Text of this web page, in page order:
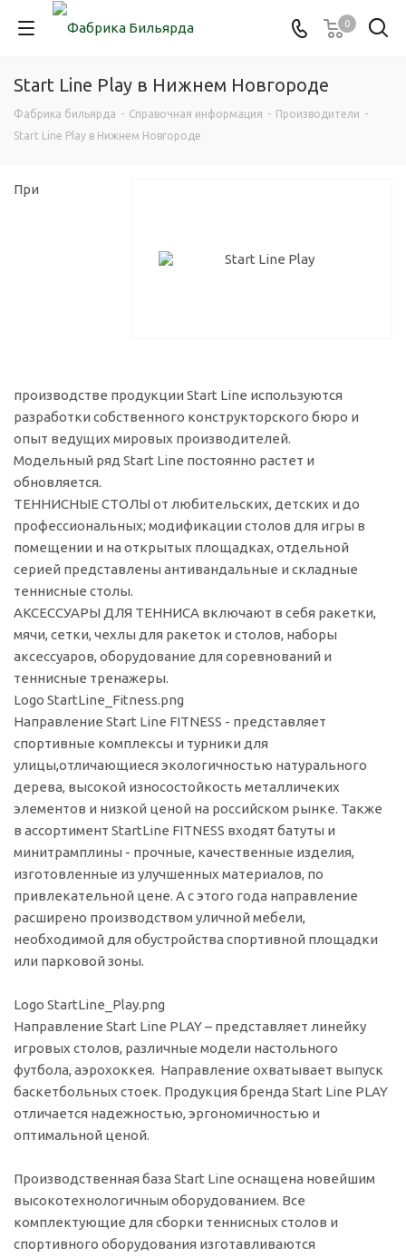
0
Start Line Play в Нижнем Новгороде
Фабрика бильярда - Справочная информация - Производители -
Start Line Play в Нижнем Новгороде
При
производстве продукции Start Line используются
разработки собственного конструкторского бюро и
опыт ведущих мировых производителей.
Модельный ряд Start Line постоянно растет и
обновляется.
ТЕННИСНЫЕ СТОЛЫ от любительских, детских и до
профессиональных; модификации столов для игры в
помещении и на открытых площадках, отдельной
серией представлены антивандальные и складные
теннисные столы.
АКСЕССУАРЫ ДЛЯ ТЕННИСА включают в себя ракетки,
мячи, сетки, чехлы для ракеток и столов, наборы
аксессуаров, оборудование для соревнований и
теннисные тренажеры.
Logo StartLine_Fitness.png
Направление Start Line FITNESS - представляет
спортивные комплексы и турники для
улицы,отличающиеся экологичностью натурального
дерева, высокой износостойкость металличеких
элементов и низкой ценой на российском рынке. Также
в ассортимент StartLine FITNESS входят батуты и
минитрамплины - прочные, качественные изделия,
изготовленные из улучшенных материалов, по
привлекательной цене. А с этого года направление
расширено производством уличной мебели,
необходимой для обустройства спортивной площадки
или парковой зоны.
Logo StartLine_Play.png
Направление Start Line PLAY – представляет линейку
игровых столов, различные модели настольного
футбола, аэрохоккея. Направление охватывает выпуск
баскетбольных стоек. Продукция бренда Start Line PLAY
отличается надежностью, эргономичностью и
оптимальной ценой.
Производственная база Start Line оснащена новейшим
высокотехнологичным оборудованием. Все
комплектующие для сборки теннисных столов и
спортивного оборудования изготавливаются